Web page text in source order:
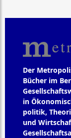
Der
Bücher im
in
politik,
und